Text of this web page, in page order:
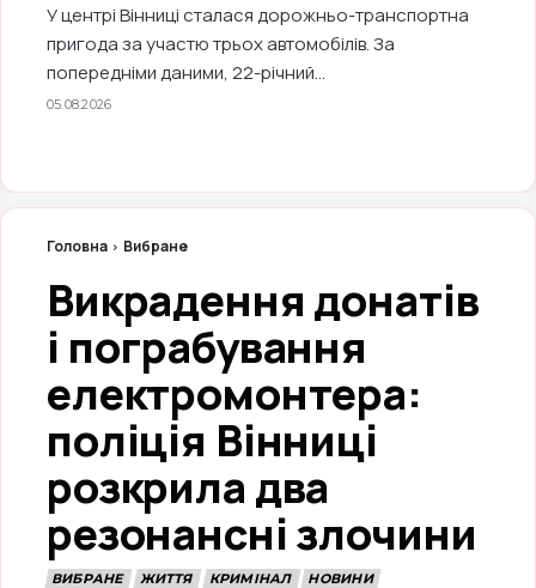
У центрі Вінниці сталася дорожньо-транспортна
пригода за участю трьох автомобілів. За
попередніми даними, 22-річний...
05.08.2026